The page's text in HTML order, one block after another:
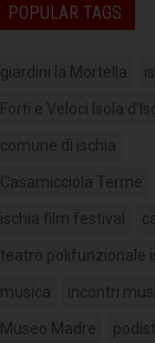
POPULAR TAGS
giardini la Mortella
Forti e Veloci Isola
comune di ischia
Casamicciola Terme
ischia film festival
teatro polifunzionale
musica incontri
Museo Madre